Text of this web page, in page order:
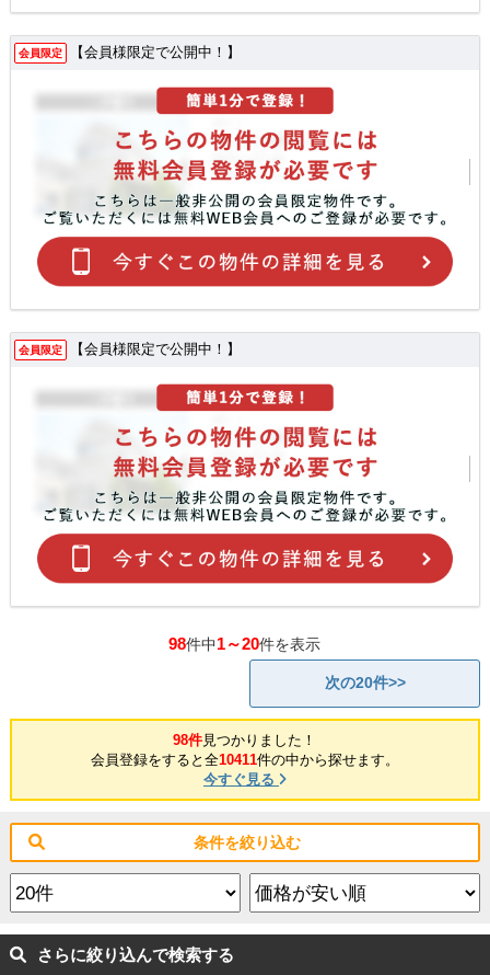
会員限定 【会員様限定で公開中！】
会員限定 【会員様限定で公開中！】
98件中1～20件を表示
次の20件>>
98件見つかりました！
会員登録をすると全10411件の中から探せます。
今すぐ見る
条件を絞り込む
さらに絞り込んで検索する